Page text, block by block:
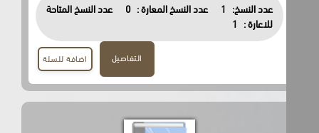
عدد النسخ: 1 عدد النسخ المعارة : 0
عدد النسخ المتاحة
للاعارة :
1
اضافة للسلة